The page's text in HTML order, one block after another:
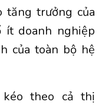
tăng trưởng của
ít doanh nghiệp
của toàn bộ hệ
kéo theo cả thị